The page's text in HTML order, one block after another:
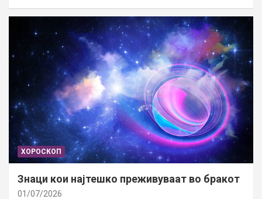
ХОРОСКОП
Знаци кои најтешко преживуваат во бракот
01/07/2026